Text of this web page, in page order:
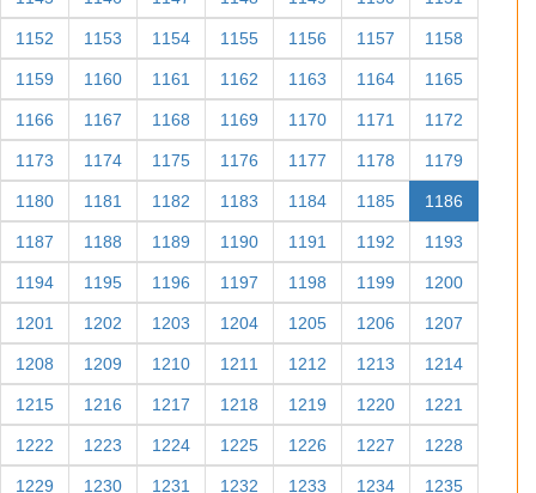
1152 1153 1154 1155 1156 1157 1158
1159 1160 1161 1162 1163 1164 1165
1166 1167 1168 1169 1170 1171 1172
1173 1174 1175 1176 1177 1178 1179
1180 1181 1182 1183 1184 1185 1186
1187 1188 1189 1190 1191 1192 1193
1194 1195 1196 1197 1198 1199 1200
1201 1202 1203 1204 1205 1206 1207
1208 1209 1210 1211 1212 1213 1214
1215 1216 1217 1218 1219 1220 1221
1222 1223 1224 1225 1226 1227 1228
1229 1230 1231 1232 1233 1234 1235